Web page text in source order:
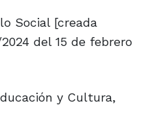
Social [creada
del 15 de febrero
y Cultura,